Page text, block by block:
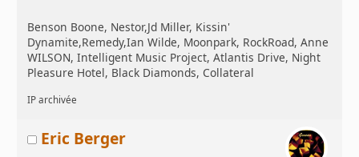
Benson Boone, Nestor,Jd Miller, Kissin'
Dynamite,Remedy,Ian Wilde, Moonpark, RockRoad, Anne
WILSON, Intelligent Music Project, Atlantis Drive, Night
Pleasure Hotel, Black Diamonds, Collateral
IP archivée
Eric Berger